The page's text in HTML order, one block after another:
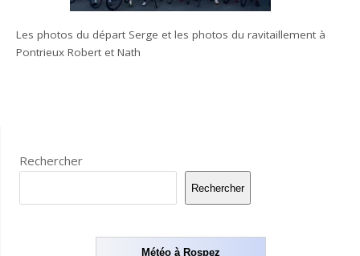
Les photos du départ Serge et les photos du ravitaillement à
Pontrieux Robert et Nath
Rechercher
Rechercher
Météo à Rospez